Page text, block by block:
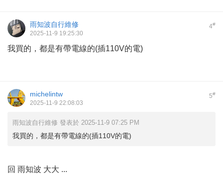
4#
雨知波自行維修
2025-11-9 19:25:30
我買的，都是有帶電線的(插110V的電)
5#
michelintw
2025-11-9 22:08:03
雨知波自行維修 發表於 2025-11-9 07:25 PM
我買的，都是有帶電線的(插110V的電)
回 雨知波 大大 ...